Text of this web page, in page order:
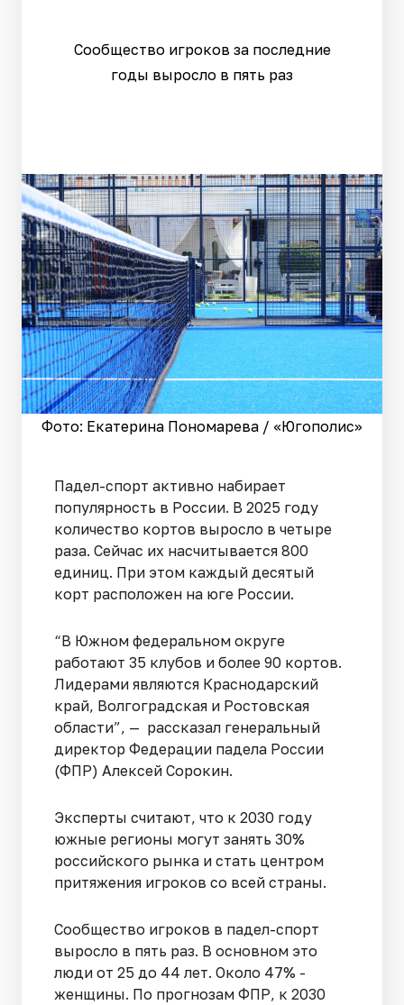
Сообщество игроков за последние
годы выросло в пять раз
Фото: Екатерина Пономарева / «Югополис»
Падел-спорт активно набирает
популярность в России. В 2025 году
количество кортов выросло в четыре
раза. Сейчас их насчитывается 800
единиц. При этом каждый десятый
корт расположен на юге России.
“В Южном федеральном округе
работают 35 клубов и более 90 кортов.
Лидерами являются Краснодарский
край, Волгоградская и Ростовская
области”, — рассказал генеральный
директор Федерации падела России
(ФПР) Алексей Сорокин.
Эксперты считают, что к 2030 году
южные регионы могут занять 30%
российского рынка и стать центром
притяжения игроков со всей страны.
Сообщество игроков в падел-спорт
выросло в пять раз. В основном это
люди от 25 до 44 лет. Около 47% -
женщины. По прогнозам ФПР, к 2030